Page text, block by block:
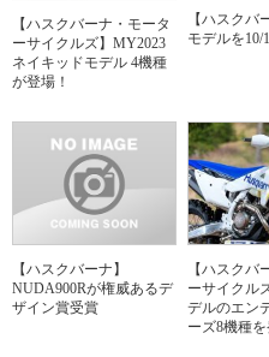
【ハスクバーナ・モータ
ーサイクルズ】MY2023
ネイキッドモデル 4機種
が登場！
【ハスクバ
モデルを10/
【ハスクバーナ】
NUDA900Rが権威あるデ
ザイン賞受賞
【ハスクバ
ーサイクル
デルのエン
ーズ8機種